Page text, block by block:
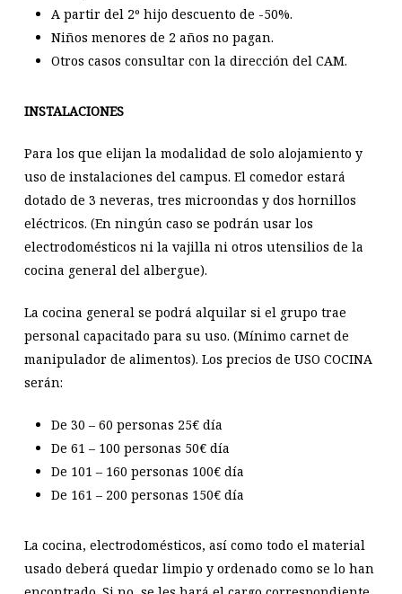
A partir del 2º hijo descuento de -50%.
Niños menores de 2 años no pagan.
Otros casos consultar con la dirección del CAM.
INSTALACIONES
Para los que elijan la modalidad de solo alojamiento y
uso de instalaciones del campus. El comedor estará
dotado de 3 neveras, tres microondas y dos hornillos
eléctricos. (En ningún caso se podrán usar los
electrodomésticos ni la vajilla ni otros utensilios de la
cocina general del albergue).
La cocina general se podrá alquilar si el grupo trae
personal capacitado para su uso. (Mínimo carnet de
manipulador de alimentos). Los precios de USO COCINA
serán:
De 30 – 60 personas 25€ día
De 61 – 100 personas 50€ día
De 101 – 160 personas 100€ día
De 161 – 200 personas 150€ día
La cocina, electrodomésticos, así como todo el material
usado deberá quedar limpio y ordenado como se lo han